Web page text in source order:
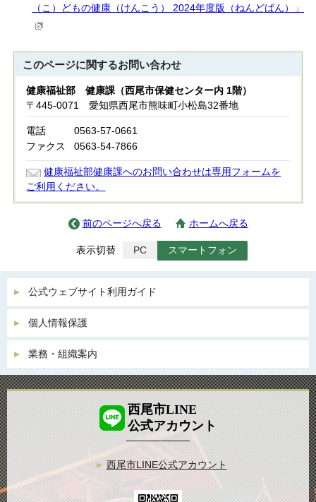
（こ）どもの健康（けんこう） 2024年度版（ねんどばん）」
このページに関するお問い合わせ
健康福祉部 健康課（西尾市保健センター内 1階）
〒445-0071 愛知県西尾市熊味町小松島32番地
電話
0563-57-0661
ファクス
0563-54-7866
健康福祉部健康課へのお問い合わせは専用フォームを
ご利用ください。
前のページへ戻る ホームへ戻る
表示切替 PC スマートフォン
公式ウェブサイト利用ガイド
個人情報保護
業務・組織案内
西尾市LINE
公式アカウント
西尾市LINE公式アカウント